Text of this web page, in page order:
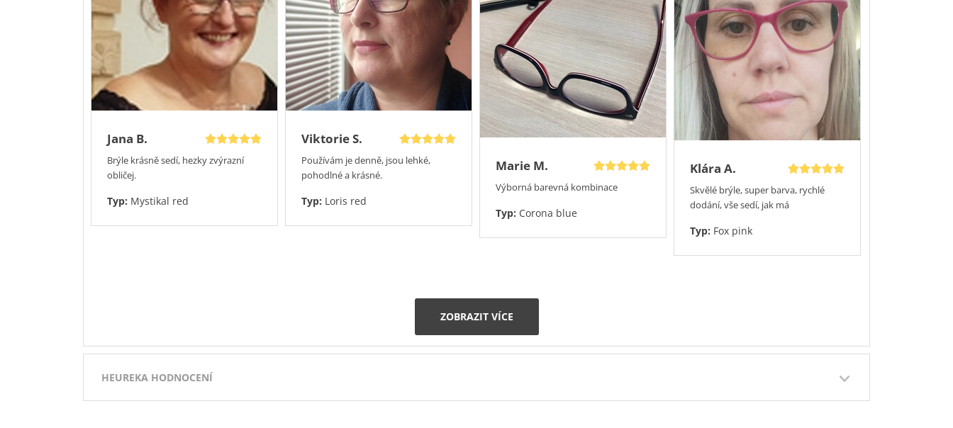
Jana B.
Brýle krásně sedí, hezky zvýrazní
obličej.
Typ: Mystikal red
Viktorie S.
Používám je denně, jsou lehké,
pohodlné a krásné.
Typ: Loris red
Marie M.
Výborná barevná kombinace
Typ: Corona blue
Klára A.
Skvělé brýle, super barva, rychlé
dodání, vše sedí, jak má
Typ: Fox pink
ZOBRAZIT VÍCE
HEUREKA HODNOCENÍ